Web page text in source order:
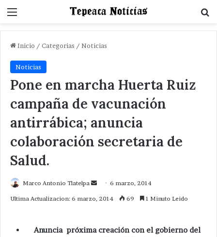
Menu
Inicio / Categorias / Noticias
Noticias
Pone en marcha Huerta Ruiz
campaña de vacunación
antirrábica; anuncia
colaboración secretaria de
Salud.
Marco Antonio Tlatelpa
Send6 marzo, 2014
Ultima Actualizacion: 6 marzo, 2014 69 1 Minuto Leido
Anuncia próxima creación con el gobierno del